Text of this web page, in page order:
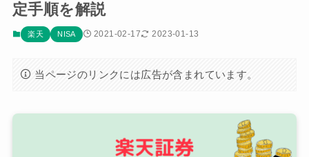
定手順を解説
楽天 NISA 2021-02-17 2023-01-13
当ページのリンクには広告が含まれています。